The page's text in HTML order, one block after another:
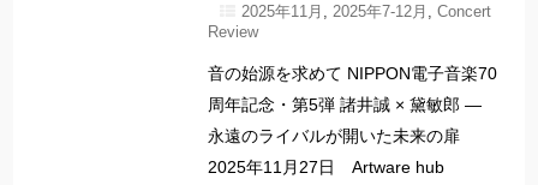
2025年11月
2025年7-12月
Concert
Review
音の始源を求めて NIPPON電子音楽70
周年記念・第5弾 諸井誠 × 黛敏郎 ―
永遠のライバルが開いた未来の扉
2025年11月27日 Artware hub